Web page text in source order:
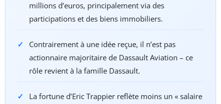
millions d’euros, principalement via des
participations et des biens immobiliers.
Contrairement à une idée reçue, il n’est pas
actionnaire majoritaire de Dassault Aviation – ce
rôle revient à la famille Dassault.
La fortune d’Eric Trappier reflète moins un « salaire